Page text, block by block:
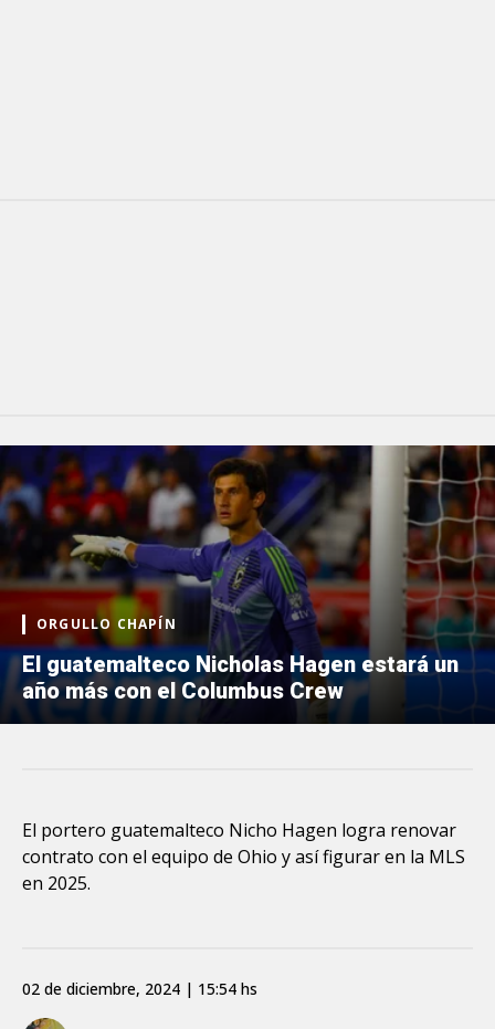
ORGULLO CHAPÍN
El guatemalteco Nicholas Hagen estará un
año más con el Columbus Crew
El portero guatemalteco Nicho Hagen logra renovar
contrato con el equipo de Ohio y así figurar en la MLS
en 2025.
02 de diciembre, 2024 | 15:54 hs